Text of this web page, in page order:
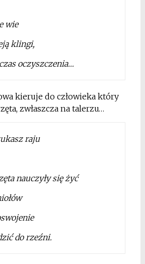
wie
klingi,
oczyszczenia…
kieruje do człowieka który
zwłaszcza na talerzu…
raju
nauczyły się żyć
do rzeźni.